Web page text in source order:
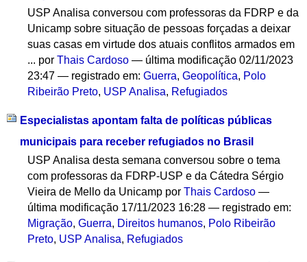
USP Analisa conversou com professoras da FDRP e da
Unicamp sobre situação de pessoas forçadas a deixar
suas casas em virtude dos atuais conflitos armados em
... porThais Cardoso — última modificação 02/11/2023
23:47— registrado em:Guerra,Geopolítica, Polo
Ribeirão Preto, USP Analisa, Refugiados
Especialistas apontam falta de políticas públicas
municipais para receber refugiados no Brasil
USP Analisa desta semana conversou sobre o tema
com professoras da FDRP-USP e da Cátedra Sérgio
Vieira de Mello da Unicamp porThais Cardoso —
última modificação 17/11/2023 16:28— registrado em:
Migração,Guerra, Direitos humanos, Polo Ribeirão
Preto, USP Analisa, Refugiados